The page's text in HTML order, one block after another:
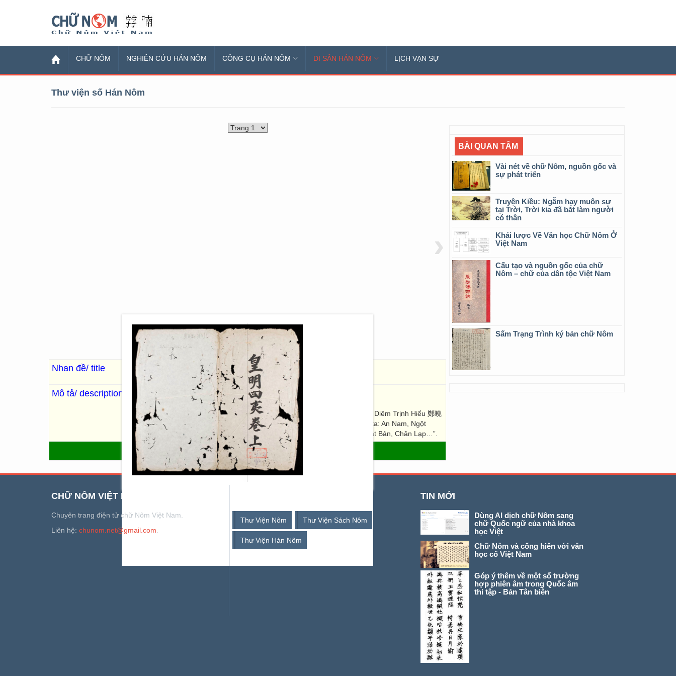
CHỮ NÔM NGHIÊN CỨU HÁN NÔM CÔNG CỤ HÁN NÔM DI SẢN HÁN NÔM LỊCH VẠN SỰ
Thư viện số Hán Nôm
›
Nhan đề/ title Hoàng Minh tứ di皇明四夷
Mô tả/ description . Trịnh Hiểu : Kntb. , Kn. [] . 85 Images; 30 x 17
“Chép lại sách của Trung Quốc, gồm 2 phần thượng hạ. Có 1 bài chí do Hải Diêm Trịnh Hiểu 鄭曉
ghi chép tổng lược về các nước xung quanh Trung Quốc, trong đó có nước ta: An Nam, Ngột
Lương Hợp, Triều Tiên, Lưu Cầu, Nữ Trực, Tam Phật Tế, Chiêm Thành, Nhật Bản, Chân Lạp…”.
QUAY LẠI- THƯ VIỆN SỐ HÁN NÔM
BÀI QUAN TÂM
Vài nét về chữ Nôm, nguồn gốc và
sự phát triển
Truyện Kiều: Ngẫm hay muôn sự
tại Trời, Trời kia đã bắt làm người
có thân
Khái lược Về Văn học Chữ Nôm Ở
Việt Nam
Cấu tạo và nguồn gốc của chữ
Nôm – chữ của dân tộc Việt Nam
Sấm Trạng Trình ký bản chữ Nôm
CHỮ NÔM VIỆT NAM
Chuyên trang điện tử chữ Nôm Việt Nam.
Liên hệ: chunom.net@gmail.com
Thư Viện Nôm Thư Viện Sách Nôm
Thư Viện Hán Nôm
TIN MỚI
Dùng AI dịch chữ Nôm sang
chữ Quốc ngữ của nhà khoa
học Việt
Chữ Nôm và cống hiến với văn
học cổ Việt Nam
Góp ý thêm về một số trường
hợp phiên âm trong Quốc âm
thi tập - Bản Tân biên